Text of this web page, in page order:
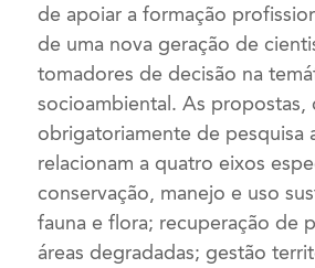
de apoiar a formação
de uma nova geração de
tomadores de decisão na
socioambiental. As propostas,
obrigatoriamente de pesquisa
relacionam a quatro eixos
conservação, manejo e uso
fauna e flora; recuperação de
áreas degradadas; gestão